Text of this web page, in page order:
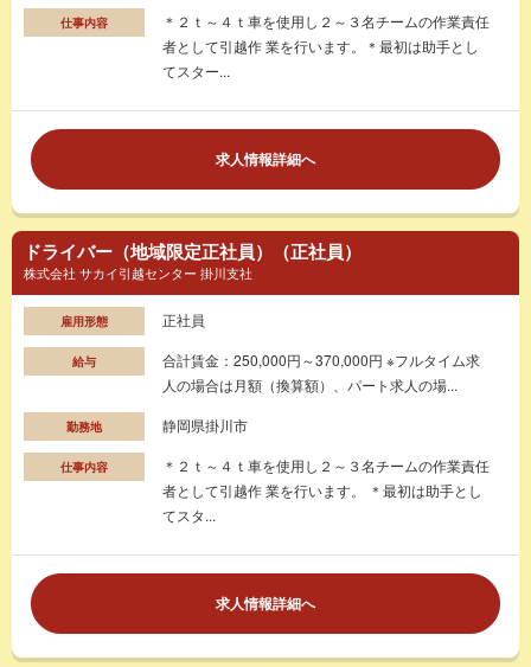
仕事内容
＊２ｔ～４ｔ車を使用し２～３名チームの作業責任
者として引越作 業を行います。＊最初は助手とし
てスター...
求人情報詳細へ
ドライバー（地域限定正社員）（正社員）
株式会社 サカイ引越センター 掛川支社
雇用形態 正社員
給与
合計賃金：250,000円～370,000円 ※フルタイム求
人の場合は月額（換算額）、パート求人の場...
勤務地 静岡県掛川市
仕事内容
＊２ｔ～４ｔ車を使用し２～３名チームの作業責任
者として引越作 業を行います。 ＊最初は助手とし
てスタ...
求人情報詳細へ